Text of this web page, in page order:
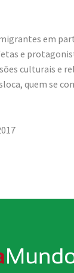
em
e
culturais e
quem se